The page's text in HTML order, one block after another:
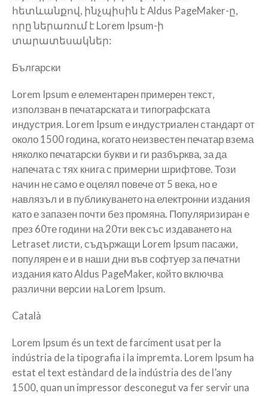
հետևանքով, ինչպիսին է Aldus PageMaker-ը,
որը ներառում է Lorem Ipsum-ի
տարատեսակներ:
Български
Lorem Ipsum е елементарен примерен текст,
използван в печатарската и типографската
индустрия. Lorem Ipsum е индустриален стандарт от
около 1500 година, когато неизвестен печатар взема
няколко печатарски букви и ги разбърква, за да
напечата с тях книга с примерни шрифтове. Този
начин не само е оцелял повече от 5 века, но е
навлязъл и в публикуването на електронни издания
като е запазен почти без промяна. Популяризиран е
през 60те години на 20ти век със издаването на
Letraset листи, съдържащи Lorem Ipsum пасажи,
популярен е и в наши дни във софтуер за печатни
издания като Aldus PageMaker, който включва
различни версии на Lorem Ipsum.
Català
Lorem Ipsum és un text de farciment usat per la
indústria de la tipografia i la impremta. Lorem Ipsum ha
estat el text estàndard de la indústria des de l’any
1500, quan un impressor desconegut va fer servir una